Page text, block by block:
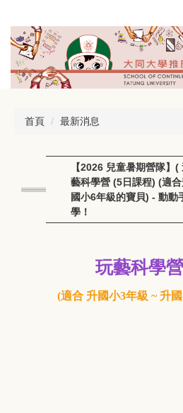
到
主
內
首頁
最新消息
【2026 兒童暑期營隊
藝科學營 (5日課程) (適
國小6年級的寶貝) - 動動
學！
玩藝科學營
(適合 升國小3年級 ~ 升